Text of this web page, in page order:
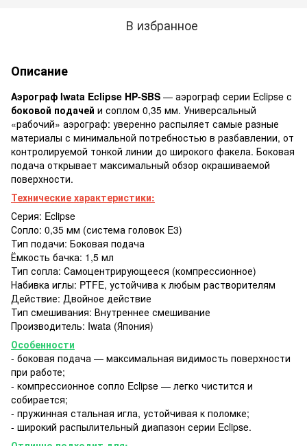
В избранное
Описание
Аэрограф Iwata Eclipse HP-SBS — аэрограф серии Eclipse с
боковой подачей и соплом 0,35 мм. Универсальный
«рабочий» аэрограф: уверенно распыляет самые разные
материалы с минимальной потребностью в разбавлении, от
контролируемой тонкой линии до широкого факела. Боковая
подача открывает максимальный обзор окрашиваемой
поверхности.
Технические характеристики:
Серия: Eclipse
Сопло: 0,35 мм (система головок E3)
Тип подачи: Боковая подача
Ёмкость бачка: 1,5 мл
Тип сопла: Самоцентрирующееся (компрессионное)
Набивка иглы: PTFE, устойчива к любым растворителям
Действие: Двойное действие
Тип смешивания: Внутреннее смешивание
Производитель: Iwata (Япония)
Особенности
- боковая подача — максимальная видимость поверхности
при работе;
- компрессионное сопло Eclipse — легко чистится и
собирается;
- пружинная стальная игла, устойчивая к поломке;
- широкий распылительный диапазон серии Eclipse.